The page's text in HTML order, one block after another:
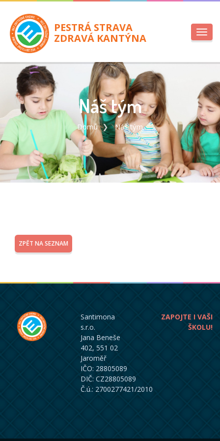
PESTRÁ STRAVA
ZDRAVÁ KANTÝNA
Náš tým
Domů Náš tým
ZPĚT NA SEZNAM
Santimona
s.r.o.
Jana Beneše
402, 551 02
Jaroměř
IČO: 28805089
DIČ: CZ28805089
Č.ú.: 2700277421/2010
ZAPOJTE I VAŠI
ŠKOLU!